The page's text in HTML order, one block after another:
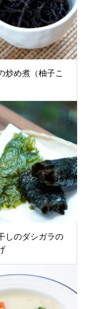
炒め煮（柚子こ
しのダシガラの